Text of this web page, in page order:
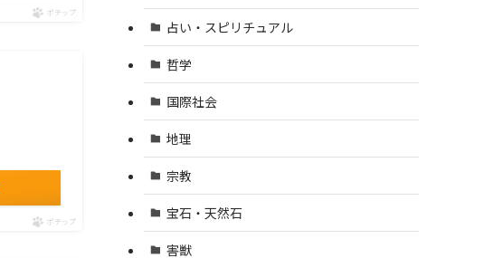
ポチップ
ポチップ
占い・スピリチュアル
哲学
国際社会
地理
宗教
宝石・天然石
害獣